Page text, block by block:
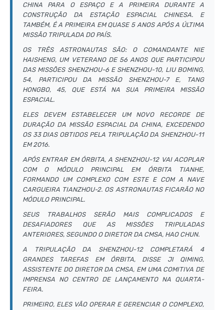
CHINA PARA O ESPAÇO E A PRIMEIRA DURANTE A
CONSTRUÇÃO DA ESTAÇÃO ESPACIAL CHINESA. E
TAMBÉM, É A PRIMEIRA EM QUASE 5 ANOS APÓS A ÚLTIMA
MISSÃO TRIPULADA DO PAÍS.
OS TRÊS ASTRONAUTAS SÃO: O COMANDANTE NIE
HAISHENG, UM VETERANO DE 56 ANOS QUE PARTICIPOU
DAS MISSÕES SHENZHOU-6 E SHENZHOU-10, LIU BOMING,
54, PARTICIPOU DA MISSÃO SHENZHOU-7 E, TANG
HONGBO, 45, QUE ESTÁ NA SUA PRIMEIRA MISSÃO
ESPACIAL.
ELES DEVEM ESTABELECER UM NOVO RECORDE DE
DURAÇÃO DA MISSÃO ESPACIAL DA CHINA, EXCEDENDO
OS 33 DIAS OBTIDOS PELA TRIPULAÇÃO DA SHENZHOU-11
EM 2016.
APÓS ENTRAR EM ÓRBITA, A SHENZHOU-12 VAI ACOPLAR
COM O MÓDULO PRINCIPAL EM ÓRBITA TIANHE,
FORMANDO UM COMPLEXO COM ESTE E COM A NAVE
CARGUEIRA TIANZHOU-2. OS ASTRONAUTAS FICARÃO NO
MÓDULO PRINCIPAL.
SEUS TRABALHOS SERÃO MAIS COMPLICADOS E
DESAFIADORES QUE AS MISSÕES TRIPULADAS
ANTERIORES, SEGUNDO O DIRETOR DA CMSA, HAO CHUN.
A TRIPULAÇÃO DA SHENZHOU-12 COMPLETARÁ 4
GRANDES TAREFAS EM ÓRBITA, DISSE JI QIMING,
ASSISTENTE DO DIRETOR DA CMSA, EM UMA COMITIVA DE
IMPRENSA NO CENTRO DE LANÇAMENTO NA QUARTA-
FEIRA.
PRIMEIRO, ELES VÃO OPERAR E GERENCIAR O COMPLEXO,